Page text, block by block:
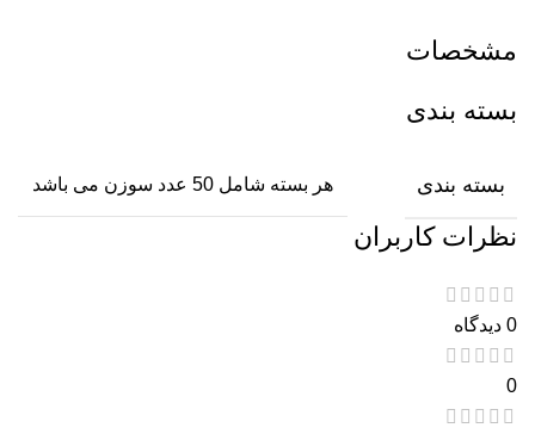
مشخصات
بسته بندی
بسته بندی هر بسته شامل 50 عدد سوزن می باشد
نظرات کاربران
0 دیدگاه
0